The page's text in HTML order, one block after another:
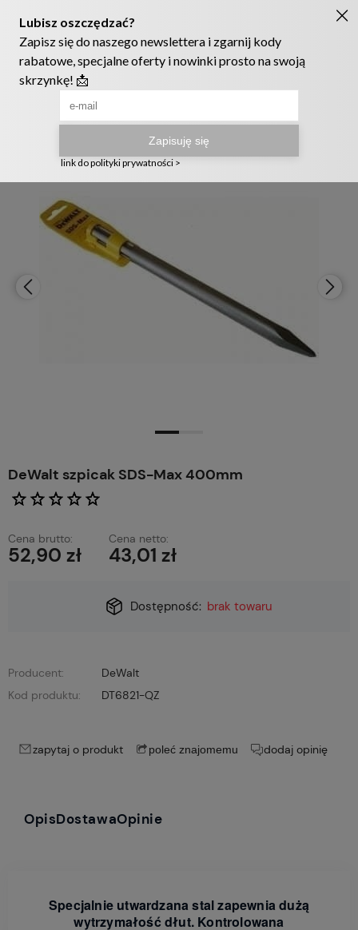
Ruszyła nowa szata graficzna naszego sklepu! ❤️
222905958 sklep@telmak.pl
Elektronarzędzia i akcesoria Wkrętarki wiertarki młoty
DeWalt szpicak SDS-Max 400mm
Cena brutto:
52,90 zł
Cena netto:
43,01 zł
Dostępność: brak towaru
Producent:
DeWalt
Kod produktu:
DT6821-QZ
zapytaj o produkt poleć znajomemu dodaj opinię
OpisDostawaOpinie
Specjalnie utwardzana stal zapewnia dużą
wytrzymałość dłut. Kontrolowana